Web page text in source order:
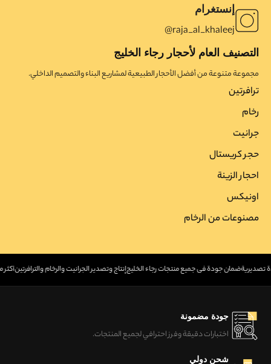
إنستغرام
raja_al_khaleej@
التصنيف العام لأحجار رجاء الخليج
مجموعة متنوعة من أفضل الأحجار الطبيعية لمشاريع البناء والتصميم الداخلي.
ترافرتین
رخام
جرانیت
حجر کریستال
احجار الزینة
اونیکس
مصنوعات من الرخام
أكثر من 30إنتاج وتصدير الجرانيت والرخام والترافرتينضمان جودة في جميع منتجات رجاء الخليجتصديرية
جودة مضمونة
اختبارات دقيقة وفرز احترافي لجميع المنتجات.
شحن دولي